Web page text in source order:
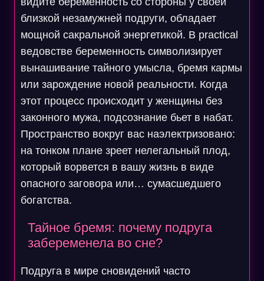
близкой незамужней подруги, обладает
мощной сакральной энергетикой. В practical
ведовстве беременность символизирует
вынашивание тайного умысла, бремя кармы
или зарождение новой реальности. Когда
этот процесс происходит у женщины без
законного мужа, подсознание бьет в набат.
Пространство вокруг вас наэлектризовано:
на тонком плане зреет нелегальный плод,
который ворвется в вашу жизнь в виде
опасного заговора или… сумасшедшего
богатства.
Тайное бремя: почему подруга
забеременела во сне?
Подруга в мире сновидений часто